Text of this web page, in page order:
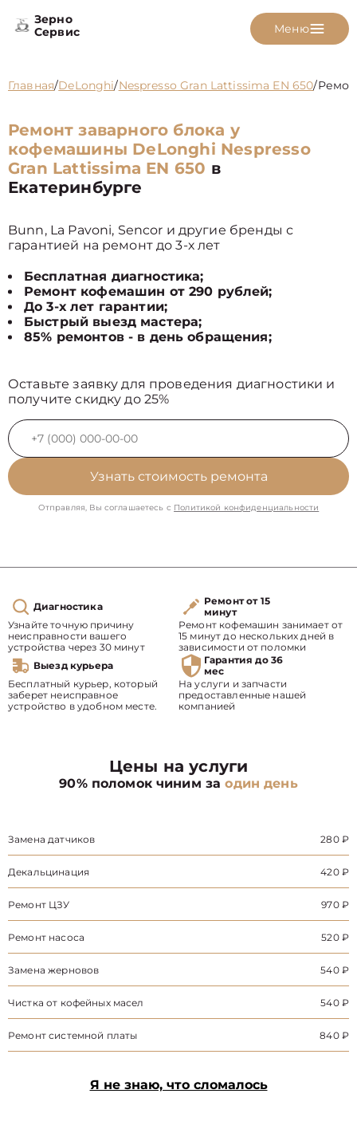
Зерно
Сервис
Меню
Главная/DeLonghi/Nespresso Gran Lattissima EN 650/
Ремонт заварного блока у
кофемашины DeLonghi Nespresso
Gran Lattissima EN 650 в
Екатеринбурге
Bunn, La Pavoni, Sencor и другие бренды с
гарантией на ремонт до 3-х лет
Бесплатная диагностика;
Ремонт кофемашин от 290 рублей;
До 3-х лет гарантии;
Быстрый выезд мастера;
85% ремонтов - в день обращения;
Оставьте заявку для проведения диагностики и
получите скидку до 25%
Узнать стоимость ремонта
Отправляя, Вы соглашаетесь с Политикой конфиденциальности
Диагностика
Узнайте точную причину
неисправности вашего
устройства через 30 минут
Ремонт от 15
минут
Ремонт кофемашин занимает от
15 минут до нескольких дней в
зависимости от поломки
Выезд курьера
Бесплатный курьер, который
заберет неисправное
устройство в удобном месте.
Гарантия до 36
мес
На услуги и запчасти
предоставленные нашей
компанией
Цены на услуги
90% поломок чиним заодин день
Замена датчиков 280 ₽
Декальцинация 420 ₽
Ремонт ЦЗУ 970 ₽
Ремонт насоса 520 ₽
Замена жерновов 540 ₽
Чистка от кофейных масел 540 ₽
Ремонт системной платы 840 ₽
Я не знаю, что сломалось